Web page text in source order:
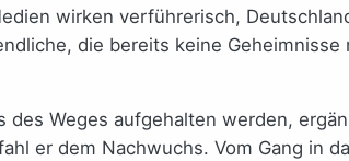
wirken verführerisch,
die bereits keine Geheimnisse
Weges aufgehalten werden,
er dem Nachwuchs. Vom Gang in